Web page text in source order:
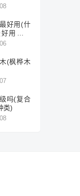
好用(什
用不开
(枫桦木
吗(复合
类)